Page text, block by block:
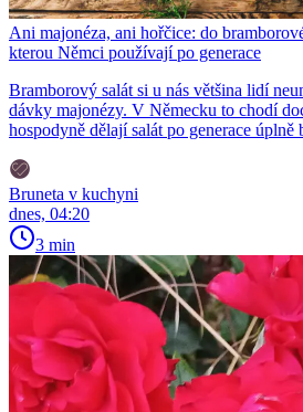
Ani majonéza, ani hořčice: do
kterou Němci používají po generace
Bramborový salát si u nás většina lidí
dávky majonézy. V Německu to chodí
hospodyně dělají salát po generace úplně
Bruneta v kuchyni
dnes, 04:20
3 min